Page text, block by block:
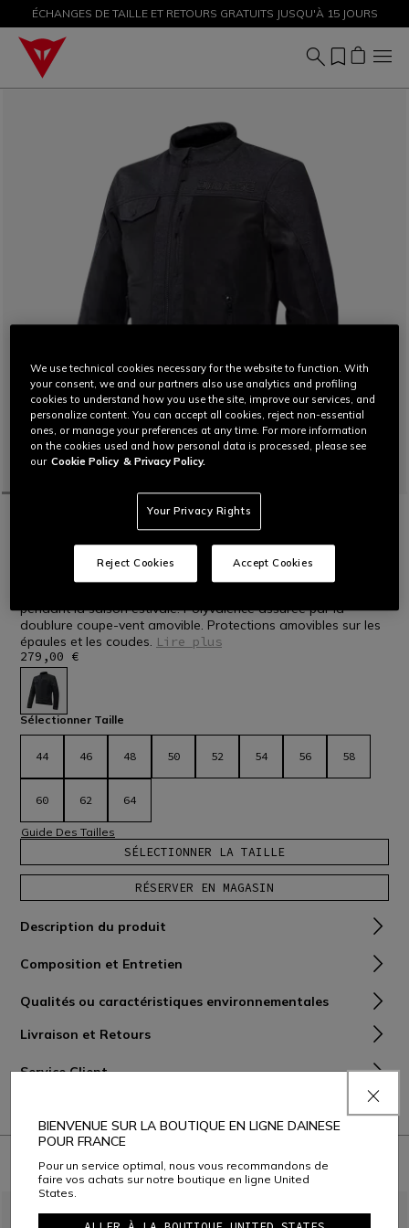
PROMOTIONS JUSQU'À-50 % – ACHETEZ MAINTENANT
ÉCHANGES DE TAILLE ET RETOURS GRATUITS JUSQU'À 15 JOURS
HOMMES BLOUSONS
ALFAMA AIR TEX - BLOUSON MOTO D'ÉTÉ
EN MESH HOMME
pendant la saison estivale. Polyvalence assurée par la
doublure coupe-vent amovible. Protections amovibles sur les
épaules et les coudes. Lire plus
279,00 €
sélectionné
Sélectionner Taille
44 46 48 50 52 54 56 58
60 62 64
Guide Des Tailles
SÉLECTIONNER LA TAILLE
RÉSERVER EN MAGASIN
Description du produit
Composition et Entretien
Qualités ou caractéristiques environnementales
Livraison et Retours
Service Client
À PORTER AVEC
BIENVENUE SUR LA BOUTIQUE EN LIGNE DAINESE
POUR FRANCE
Pour un service optimal, nous vous recommandons de
faire vos achats sur notre boutique en ligne United
States.
We use technical cookies necessary for the website to function. With
your consent, we and our partners also use analytics and profiling
cookies to understand how you use the site, improve our services, and
personalize content. You can accept all cookies, reject non-essential
ones, or manage your preferences at any time. For more information
on the cookies used and how personal data is processed, please see
our Cookie Policy & Privacy Policy.
Your Privacy Rights
Reject Cookies Accept Cookies